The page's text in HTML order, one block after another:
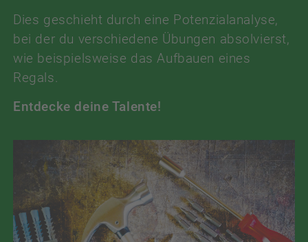
Dies geschieht durch eine Potenzialanalyse,
bei der du verschiedene Übungen absolvierst,
wie beispielsweise das Aufbauen eines
Regals.
Entdecke deine Talente!